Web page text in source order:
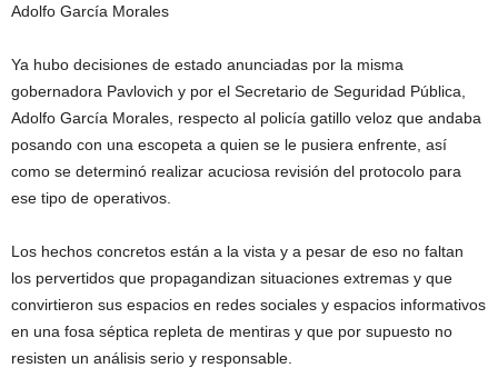
Adolfo García Morales
Ya hubo decisiones de estado anunciadas por la misma
gobernadora Pavlovich y por el Secretario de Seguridad Pública,
Adolfo García Morales, respecto al policía gatillo veloz que andaba
posando con una escopeta a quien se le pusiera enfrente, así
como se determinó realizar acuciosa revisión del protocolo para
ese tipo de operativos.
Los hechos concretos están a la vista y a pesar de eso no faltan
los pervertidos que propagandizan situaciones extremas y que
convirtieron sus espacios en redes sociales y espacios informativos
en una fosa séptica repleta de mentiras y que por supuesto no
resisten un análisis serio y responsable.